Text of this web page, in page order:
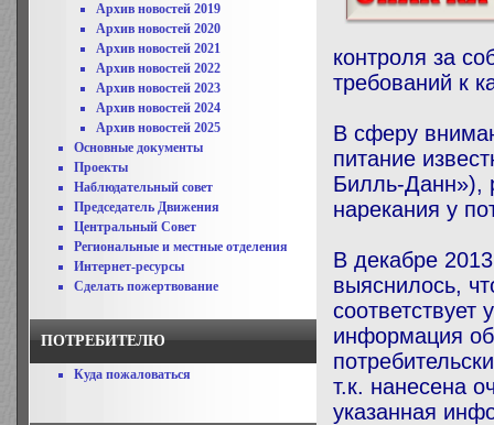
Архив новостей 2019
Архив новостей 2020
Архив новостей 2021
Архив новостей 2022
Архив новостей 2023
Архив новостей 2024
Архив новостей 2025
Основные документы
Проекты
Наблюдательный совет
Председатель Движения
Центральный Совет
Региональные и местные отделения
Интернет-ресурсы
Сделать пожертвование
ПОТРЕБИТЕЛЮ
Куда пожаловаться
контроля за
требований к
В сферу
питание
Билль-Данн»),
нарекания у
В декабре
выяснилось,
информация об
т.к. нанесена
указанная